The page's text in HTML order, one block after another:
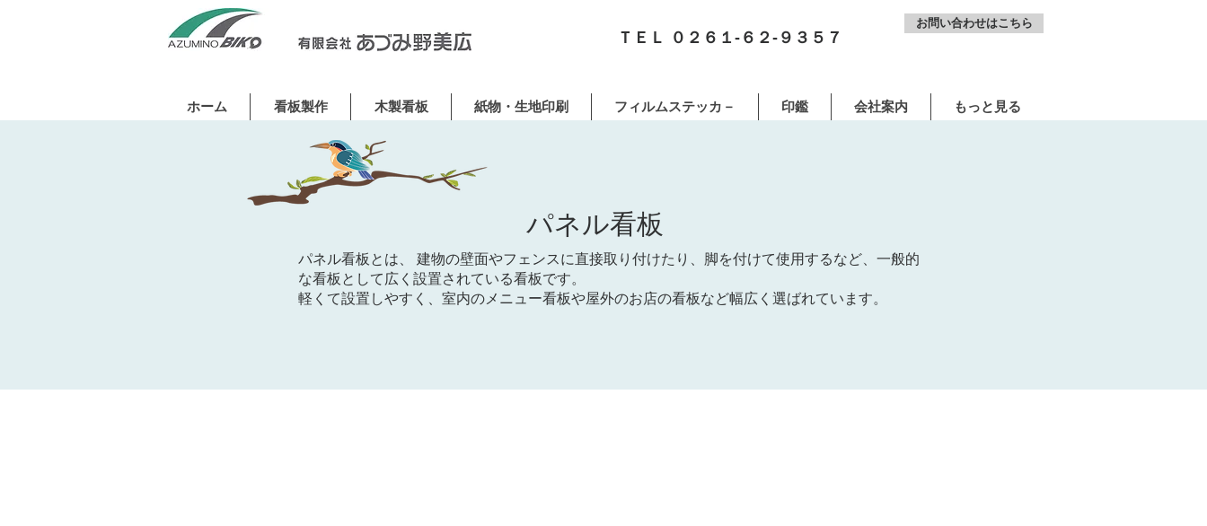
​ＴＥＬ ０２６１-６２-９３５７
お問い合わせはこちら
ホーム 看板製作 木製看板 紙物・生地印刷 フィルムステッカ－ 印鑑 会社案内 もっと見る
パネル看板
パネル看板とは、 建物の壁面やフェンスに直接取り付けたり、脚を付けて使用するなど、一般的
な看板として広く設置されている看板です。
軽くて設置しやすく、室内のメニュー看板や屋外のお店の看板など幅広く選ばれています。